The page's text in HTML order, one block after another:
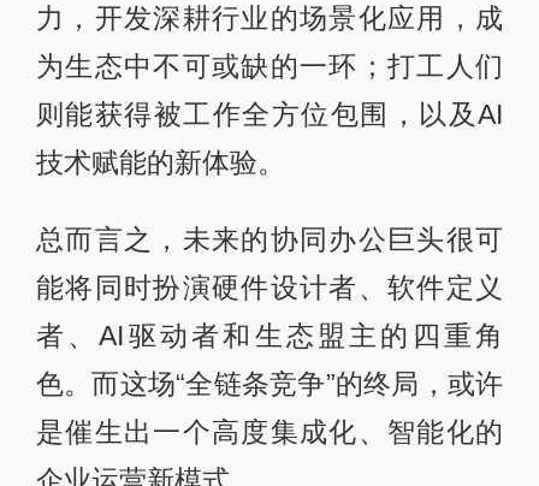
力，开发深耕行业的场景化应用，成
为生态中不可或缺的一环；打工人们
则能获得被工作全方位包围，以及AI
技术赋能的新体验。
总而言之，未来的协同办公巨头很可
能将同时扮演硬件设计者、软件定义
者、AI驱动者和生态盟主的四重角
色。而这场“全链条竞争”的终局，或许
是催生出一个高度集成化、智能化的
企业运营新模式。